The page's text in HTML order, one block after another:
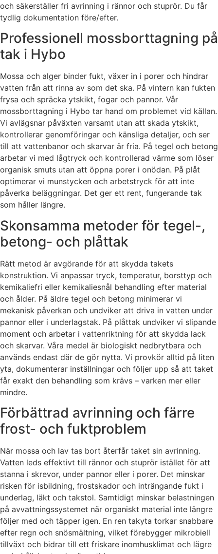
och säkerställer fri avrinning i rännor och stuprör. Du får
tydlig dokumentation före/efter.
Professionell mossborttagning på
tak i Hybo
Mossa och alger binder fukt, växer in i porer och hindrar
vatten från att rinna av som det ska. På vintern kan fukten
frysa och spräcka ytskikt, fogar och pannor. Vår
mossborttagning i Hybo tar hand om problemet vid källan.
Vi avlägsnar påväxten varsamt utan att skada ytskikt,
kontrollerar genomföringar och känsliga detaljer, och ser
till att vattenbanor och skarvar är fria. På tegel och betong
arbetar vi med lågtryck och kontrollerad värme som löser
organisk smuts utan att öppna porer i onödan. På plåt
optimerar vi munstycken och arbetstryck för att inte
påverka beläggningar. Det ger ett rent, fungerande tak
som håller längre.
Skonsamma metoder för tegel-,
betong- och plåttak
Rätt metod är avgörande för att skydda takets
konstruktion. Vi anpassar tryck, temperatur, borsttyp och
kemikaliefri eller kemikaliesnål behandling efter material
och ålder. På äldre tegel och betong minimerar vi
mekanisk påverkan och undviker att driva in vatten under
pannor eller i underlagstak. På plåttak undviker vi slipande
moment och arbetar i vattenriktning för att skydda lack
och skarvar. Våra medel är biologiskt nedbrytbara och
används endast där de gör nytta. Vi provkör alltid på liten
yta, dokumenterar inställningar och följer upp så att taket
får exakt den behandling som krävs – varken mer eller
mindre.
Förbättrad avrinning och färre
frost- och fuktproblem
När mossa och lav tas bort återfår taket sin avrinning.
Vatten leds effektivt till rännor och stuprör istället för att
stanna i skrevor, under pannor eller i porer. Det minskar
risken för isbildning, frostskador och inträngande fukt i
underlag, läkt och takstol. Samtidigt minskar belastningen
på avvattningssystemet när organiskt material inte längre
följer med och täpper igen. En ren takyta torkar snabbare
efter regn och snösmältning, vilket förebygger mikrobiell
tillväxt och bidrar till ett friskare inomhusklimat och lägre